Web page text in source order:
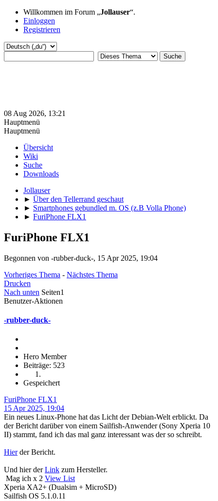
Willkommen im Forum „Jollauser“.
Einloggen
Registrieren
08 Aug 2026, 13:21
Hauptmenü
Hauptmenü
Übersicht
Wiki
Suche
Downloads
Jollauser
► Über den Tellerrand geschaut
► Smartphones gebundled m. OS (z.B Volla Phone)
► FuriPhone FLX1
FuriPhone FLX1
Begonnen von -rubber-duck-, 15 Apr 2025, 19:04
Vorheriges Thema - Nächstes Thema
Drucken
Nach unten Seiten1
Benutzer-Aktionen
-rubber-duck-
Hero Member
Beiträge: 523
Gespeichert
FuriPhone FLX1
15 Apr 2025, 19:04
Ein neues Linux-Phone hat das Licht der Debian-Welt erblickt. Da
der Bericht darüber von einem Sailfish-Anwender (Sony Xperia 10
II) stammt, fand ich das mal ganz interessant was der so schreibt.
Hierder Bericht.
Und hier derLink zum Hersteller.
Mag ich x 2 View List
Xperia XA2+ (Dualsim + MicroSD)
Sailfish OS 5.1.0.11